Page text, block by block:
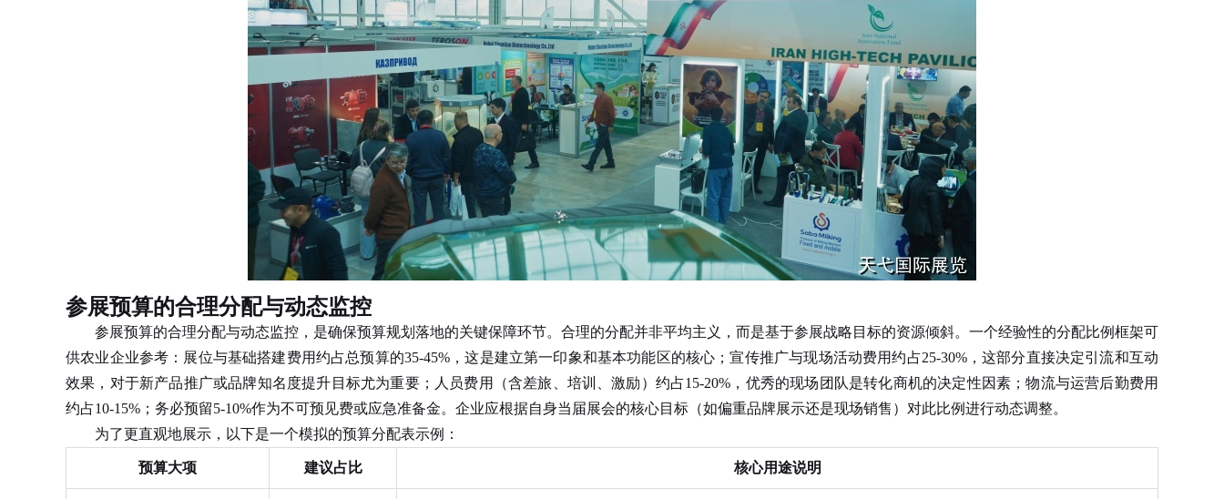
参展预算的合理分配与动态监控
参展预算的合理分配与动态监控，是确保预算规划落地的关键保障环节。合理的分配并非平均主义，而是基于参展战略目标的资源倾斜。一个经验性的分配比例框架可
供农业企业参考：展位与基础搭建费用约占总预算的35-45%，这是建立第一印象和基本功能区的核心；宣传推广与现场活动费用约占25-30%，这部分直接决定引流和互动
效果，对于新产品推广或品牌知名度提升目标尤为重要；人员费用（含差旅、培训、激励）约占15-20%，优秀的现场团队是转化商机的决定性因素；物流与运营后勤费用
约占10-15%；务必预留5-10%作为不可预见费或应急准备金。企业应根据自身当届展会的核心目标（如偏重品牌展示还是现场销售）对此比例进行动态调整。
为了更直观地展示，以下是一个模拟的预算分配表示例：
预算大项 建议占比 核心用途说明